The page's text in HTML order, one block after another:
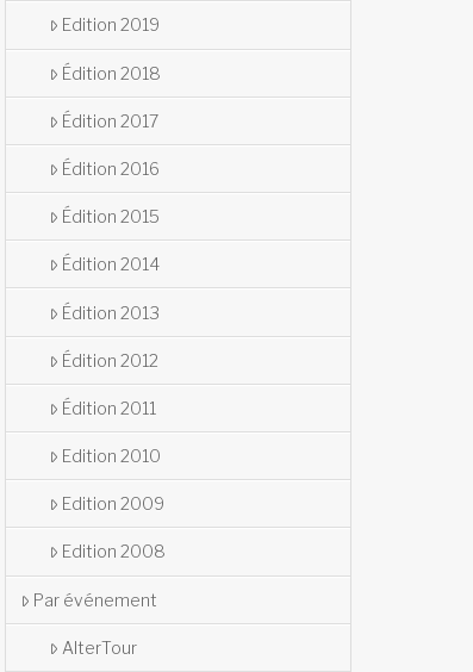
Edition 2019
Édition 2018
Édition 2017
Édition 2016
Édition 2015
Édition 2014
Édition 2013
Édition 2012
Édition 2011
Edition 2010
Edition 2009
Edition 2008
Par événement
AlterTour